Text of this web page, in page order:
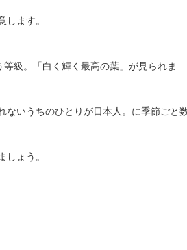
ます。
級。「白く輝く最高の葉」が見られま
いうちのひとりが日本人。に季節ごと
ょう。